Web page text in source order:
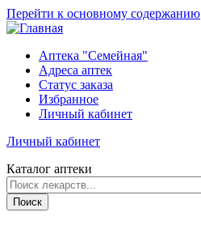
Перейти к основному содержанию
Аптека "Семейная"
Адреса аптек
Статус заказа
Избранное
Личный кабинет
Личный кабинет
Каталог аптеки